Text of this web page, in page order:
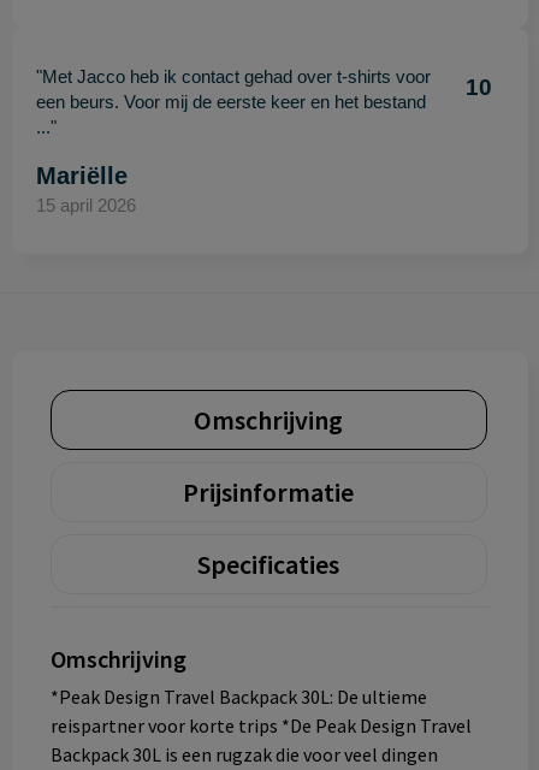
"Met Jacco heb ik contact gehad over t-shirts voor
een beurs. Voor mij de eerste keer en het bestand
..."
10
Mariëlle
15 april 2026
Omschrijving
Prijsinformatie
Specificaties
Omschrijving
*Peak Design Travel Backpack 30L: De ultieme
reispartner voor korte trips *De Peak Design Travel
Backpack 30L is een rugzak die voor veel dingen